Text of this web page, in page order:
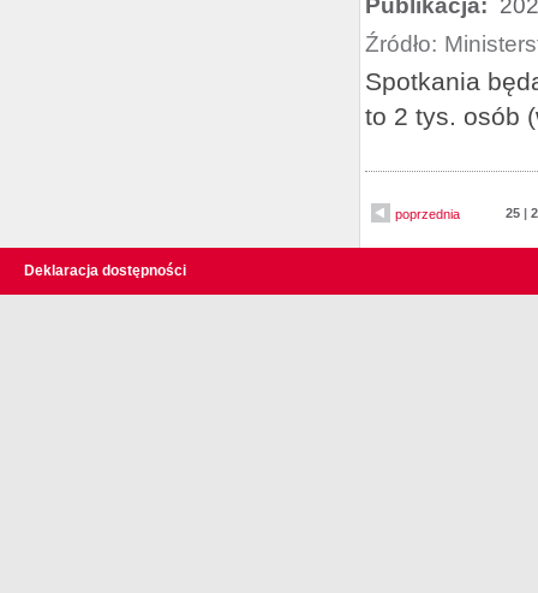
Publikacja:
Źródło:
Spotkania
to 2 tys. osób
poprzednia 25 |
Deklaracja dostępności